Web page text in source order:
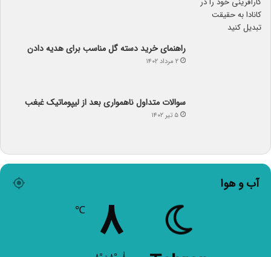
راهنمای خرید دسته گل مناسب برای هدیه دادن
۲ مرداد ۱۴۰۲
سوالات متداول ناهمواری بعد از لیپوماتیک غبغب
۵ تیر ۱۴۰۲
آب و هوا
Tehran
۸
۵۷%